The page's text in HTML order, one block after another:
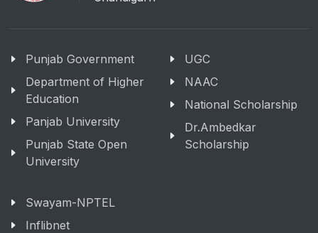
Punjab Government
Department of Higher
Education
Panjab University
Punjab State Open
University
UGC
NAAC
National Scholarship
Dr.Ambedkar
Scholarship
Swayam-NPTEL
Inflibnet